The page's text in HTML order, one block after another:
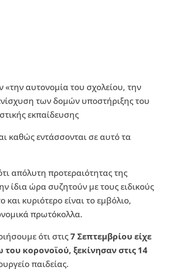
αυτονομία του σχολείου, την
των δομών υποστήριξης του
εκπαίδευσης
καθώς εντάσσονται σε αυτό τα
απόλυτη προτεραιότητας της
ίδια ώρα συζητούν με τους ειδικούς
κυριότερο είναι το εμβόλιο,
πρωτόκολλα.
ότι στις7 Σεπτεμβρίου είχε
κορονοϊού, ξεκίνησαν στις 14
παιδείας.